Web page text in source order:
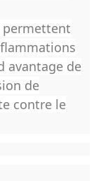
permettent
avantage de
de
contre le